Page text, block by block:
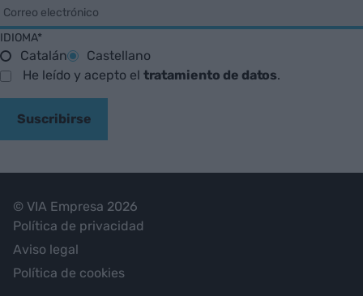
IDIOMA*
Catalán
Castellano
He leído y acepto el tratamiento de datos.
Suscribirse
© VIA Empresa 2026
Política de privacidad
Aviso legal
Política de cookies